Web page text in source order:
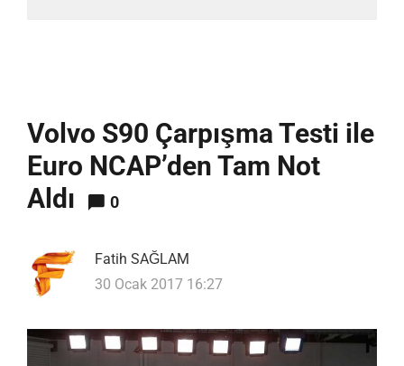
Volvo S90 Çarpışma Testi ile
Euro NCAP’den Tam Not
Aldı
0
Fatih SAĞLAM
30 Ocak 2017 16:27